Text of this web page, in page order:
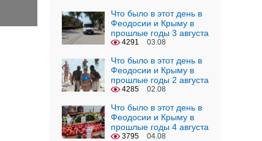
Что было в этот день в
Феодосии и Крыму в
прошлые годы 3 августа
4291 03.08
Что было в этот день в
Феодосии и Крыму в
прошлые годы 2 августа
4285 02.08
Что было в этот день в
Феодосии и Крыму в
прошлые годы 4 августа
3795 04.08